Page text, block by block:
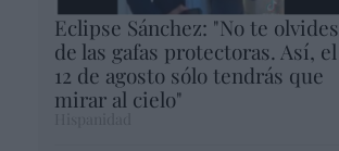
Eclipse Sánchez: "No te olvides
de las gafas protectoras. Así, el
12 de agosto sólo tendrás que
mirar al cielo"